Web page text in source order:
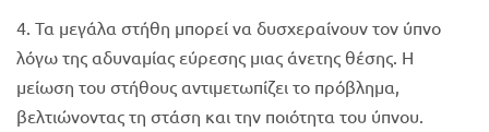
4. Τα μεγάλα στήθη μπορεί να δυσχεραίνουν τον ύπνο
λόγω της αδυναμίας εύρεσης μιας άνετης θέσης. Η
μείωση του στήθους αντιμετωπίζει το πρόβλημα,
βελτιώνοντας τη στάση και την ποιότητα του ύπνου.